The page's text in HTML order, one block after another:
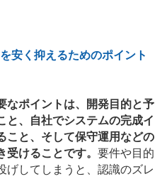
安く抑えるためのポイント
なポイントは、開発目的と予
と、自社でシステムの完成イ
こと、そして保守運用などの
けることです。 要件や目的
げしてしまうと、認識のズレ